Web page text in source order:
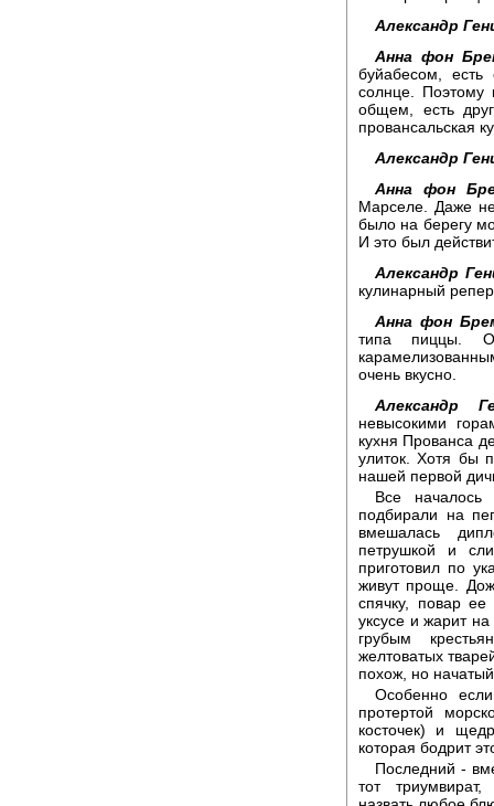
Александр
Анна фон
буйабесом,
солнце. Поэтому
общем, есть
провансальская
Александр
Анна фон
Марселе. Даже
было на берегу
И это был
Александр
кулинарный
Анна фон
типа пиццы.
очень вкусно.
Александр
невысокими
кухня Прованса
улиток. Хотя бы
нашей первой
Все началось
подбирали на
вмешалась
петрушкой и
приготовил по
живут проще.
спячку, повар
уксусе и жарит
грубым
желтоватых
похож, но
Особенно
протертой
косточек) и
которая бодрит
Последний -
тот